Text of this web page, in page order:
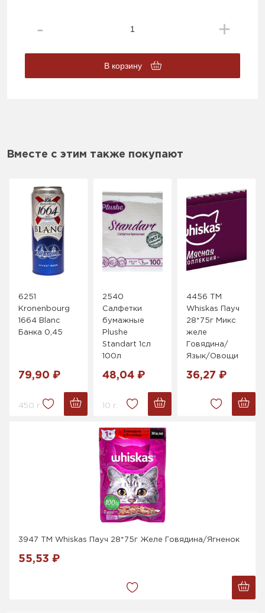
В корзину
Вместе с этим также покупают
6251
Kronenbourg
1664 Blanc
Банка 0,45
79,90 ₽
450 г.
2540
Салфетки
бумажные
Plushe
Standart 1cл
100л
48,04 ₽
10 г.
4456 ТМ
Whiskas Пауч
28*75г Микс
желе
Говядина/
Язык/Овощи
36,27 ₽
3947 ТМ Whiskas Пауч 28*75г Желе Говядина/Ягненок
55,53 ₽